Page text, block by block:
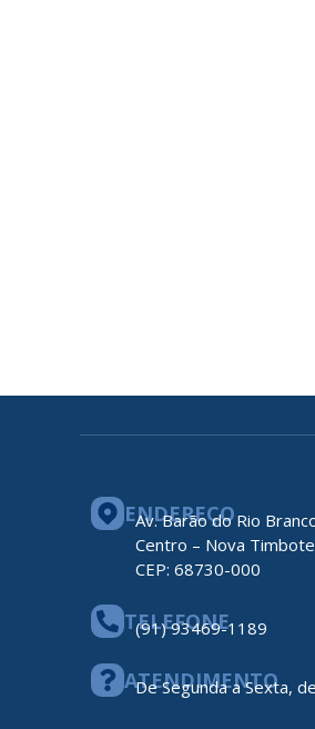
ENDEREÇO
Av. Barão do Rio
Centro – Nova
CEP: 68730-000
TELEFONE
(91) 93469-1189
ATENDIMENTO
De Segunda a Sexta,